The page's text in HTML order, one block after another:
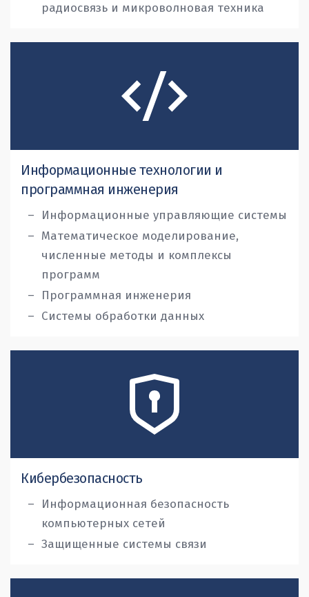
радиосвязь и микроволновая техника
Информационные технологии и
программная инженерия
Информационные управляющие системы
Математическое моделирование,
численные методы и комплексы
программ
Программная инженерия
Системы обработки данных
Кибербезопасность
Информационная безопасность
компьютерных сетей
Защищенные системы связи